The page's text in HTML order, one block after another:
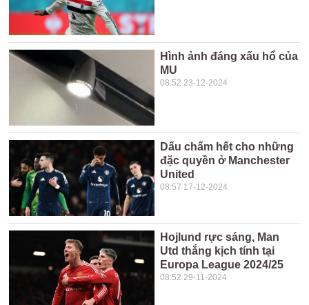
Hình ảnh đáng xấu hổ của
MU
08:52 23-12-2024
Dấu chấm hết cho những
đặc quyền ở Manchester
United
08:57 17-12-2024
Hojlund rực sáng, Man
Utd thắng kịch tính tại
Europa League 2024/25
08:52 29-11-2024